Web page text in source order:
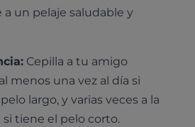
un pelaje saludable y
Cepilla a tu amigo
menos una vez al día si
largo, y varias veces a la
si tiene el pelo corto.